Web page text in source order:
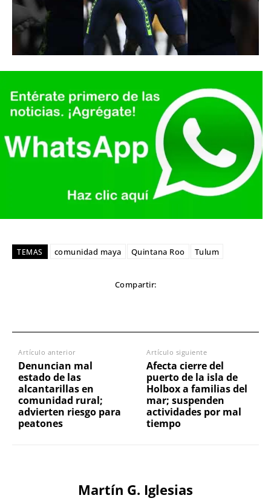
TEMAS comunidad maya Quintana Roo Tulum
Compartir:
Artículo anterior
Denuncian mal
estado de las
alcantarillas en
comunidad rural;
advierten riesgo para
peatones
Artículo siguiente
Afecta cierre del
puerto de la isla de
Holbox a familias del
mar; suspenden
actividades por mal
tiempo
Martín G. Iglesias